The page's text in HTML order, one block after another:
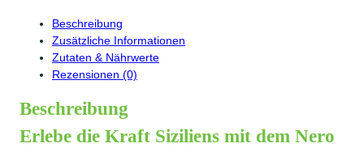
c
i
Beschreibung
Zusätzliche Informationen
Zutaten & Nährwerte
Rezensionen (0)
Beschreibung
Erlebe die Kraft Siziliens mit dem Nero